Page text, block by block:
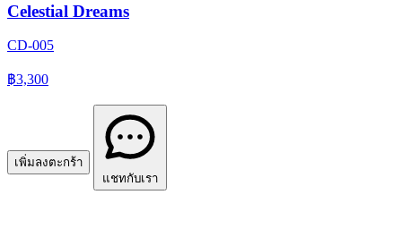
Celestial Dreams
CD-005
฿3,300
เพิ่มลงตะกร้า
แชทกับเรา